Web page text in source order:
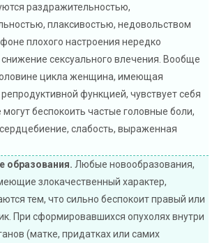
раздражительностью,
плаксивостью, недовольством
плохого настроения нередко
сексуального влечения. Вообще
цикла женщина, имеющая
функцией, чувствует себя
беспокоить частые головные боли,
слабость, выраженная
образования. Любые новообразования,
злокачественный характер,
тем, что сильно беспокоит правый или
При сформировавшихся опухолях внутри
(матке, придатках или самих